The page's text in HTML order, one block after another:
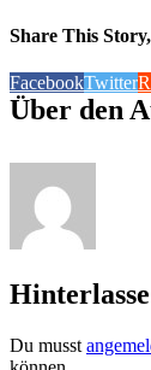
Share This
FacebookTwitter
Über den
Du musst